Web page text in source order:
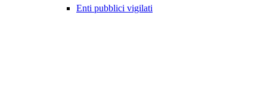
Enti pubblici vigilati